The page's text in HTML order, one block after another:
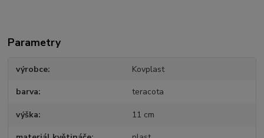
Parametry
výrobce Kovplast
barva teracota
výška 11 cm